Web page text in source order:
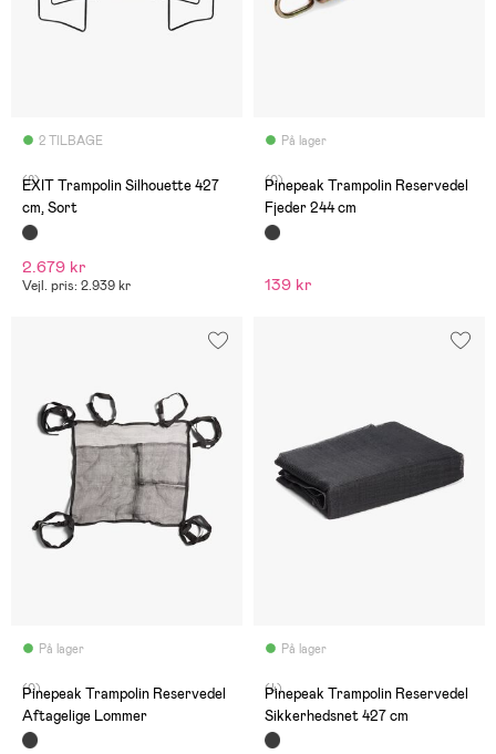
2 TILBAGE
(8)
EXIT Trampolin Silhouette 427
cm, Sort
2.679 kr
Vejl. pris: 2.939 kr
På lager
(0)
Pinepeak Trampolin Reservedel
Fjeder 244 cm
139 kr
På lager
(0)
Pinepeak Trampolin Reservedel
Aftagelige Lommer
På lager
(4)
Pinepeak Trampolin Reservedel
Sikkerhedsnet 427 cm